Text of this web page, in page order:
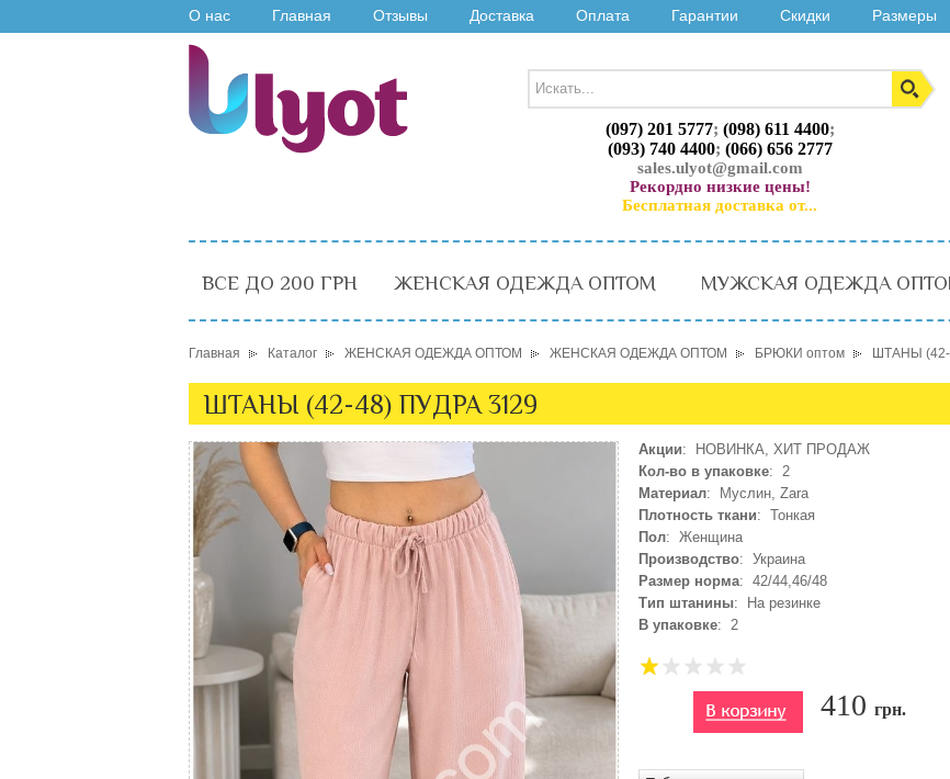
О нас Главная Отзывы Доставка Оплата Гарантии Скидки Размеры
(097) 201 5777; (098) 611 4400;
(093) 740 4400; (066) 656 2777
sales.ulyot@gmail.com
Рекордно низкие цены!
Бесплатная доставка от...
ВСЕ ДО 200 ГРН ЖЕНСКАЯ ОДЕЖДА ОПТОМ МУЖСКАЯ ОДЕЖДА
Главная Каталог ЖЕНСКАЯ ОДЕЖДА ОПТОМ ЖЕНСКАЯ ОДЕЖДА ОПТОМ БРЮКИ оптом ШТАНЫ (42-
ШТАНЫ (42-48) ПУДРА 3129
Акции: НОВИНКА, ХИТ ПРОДАЖ
Кол-во в упаковке: 2
Материал: Муслин, Zara
Плотность ткани: Тонкая
Пол: Женщина
Производство: Украина
Размер норма: 42/44,46/48
Тип штанины: На резинке
В упаковке: 2
410 грн.